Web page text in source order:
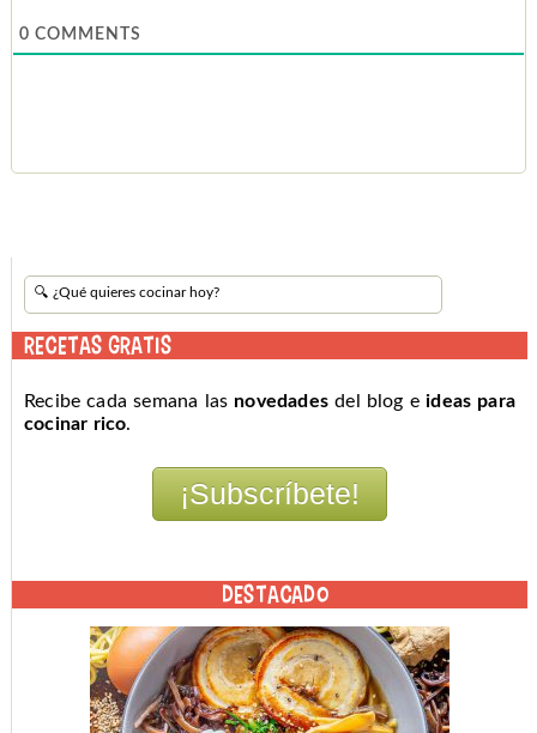
0 COMMENTS
RECETAS GRATIS
Recibe cada semana las novedades del blog eideas para
cocinar rico.
DESTACADO